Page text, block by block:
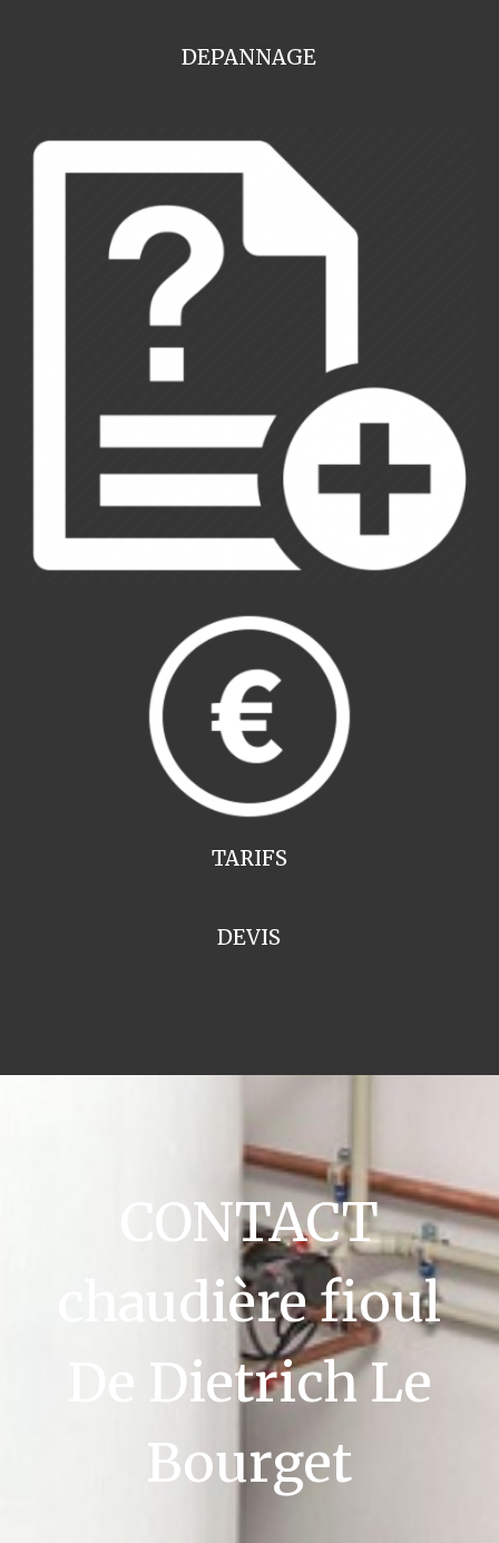
DEPANNAGE
TARIFS
DEVIS
CONTACT
chaudière fioul
De Dietrich Le
Bourget